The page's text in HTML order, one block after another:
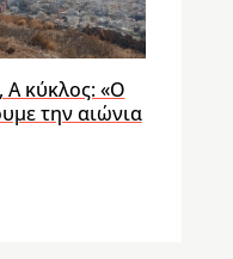
Α κύκλος: «Ο
την αιώνια